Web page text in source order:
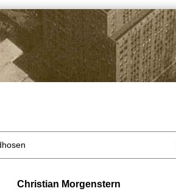
Christian Morgenstern